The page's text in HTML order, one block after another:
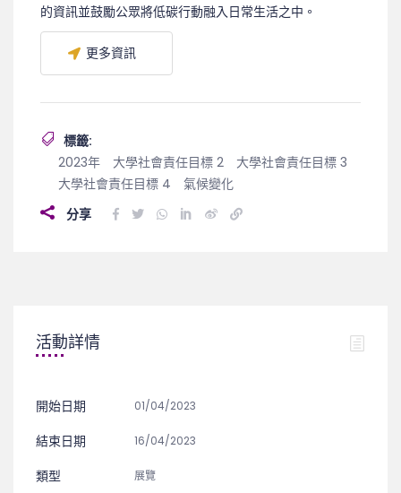
的資訊並鼓勵公眾將低碳行動融入日常生活之中。
更多資訊
標籤:
2023年
大學社會責任目標 2
大學社會責任目標 3
大學社會責任目標 4
氣候變化
分享
活動詳情
開始日期 01/04/2023
結束日期 16/04/2023
類型 展覽